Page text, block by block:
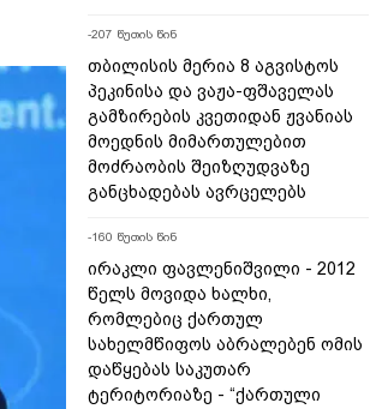
-207 წუთის წინ
თბილისის მერია 8 აგვისტოს
პეკინისა და ვაჟა-ფშაველას
გამზირების კვეთიდან ჟვანიას
მოედნის მიმართულებით
მოძრაობის შეიზღუდვაზე
განცხადებას ავრცელებს
-160 წუთის წინ
ირაკლი ფავლენიშვილი - 2012
წელს მოვიდა ხალხი,
რომლებიც ქართულ
სახელმწიფოს აბრალებენ ომის
დაწყებას საკუთარ
ტერიტორიაზე - “ქართული